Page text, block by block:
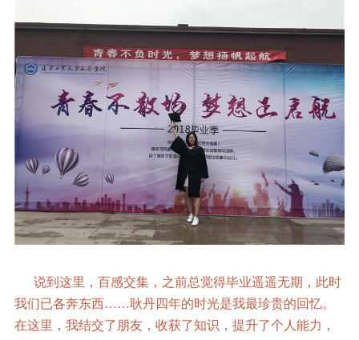
说到这里，百感交集，之前总觉得毕业遥遥无期，此时
我们已各奔东西……耿丹四年的时光是我最珍贵的回忆。
在这里，我结交了朋友，收获了知识，提升了个人能力，